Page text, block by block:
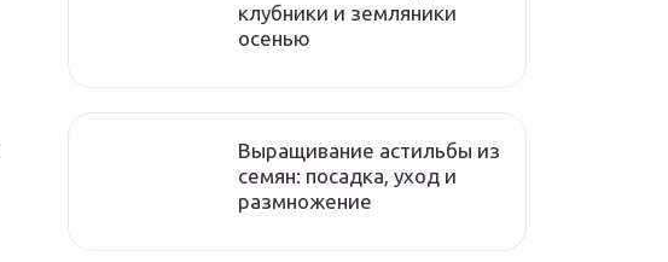
клубники и земляники
осенью
Выращивание астильбы из
семян: посадка, уход и
размножение